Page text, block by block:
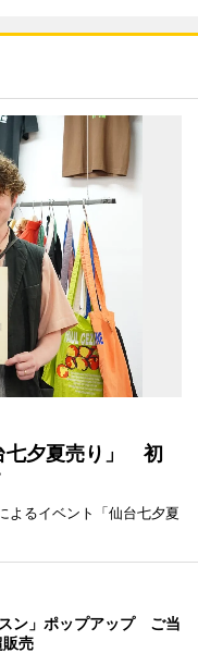
七夕夏売り」 初
よるイベント「仙台七夕夏
ン」ポップアップ ご当
売